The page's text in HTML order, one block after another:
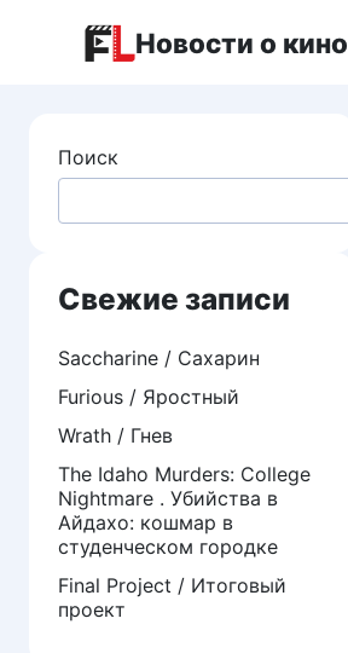
Новости о кино
Поиск
Свежие записи
Saccharine / Сахарин
Furious / Яростный
Wrath / Гнев
The Idaho Murders: College
Nightmare . Убийства в
Айдахо: кошмар в
студенческом городке
Final Project / Итоговый
проект